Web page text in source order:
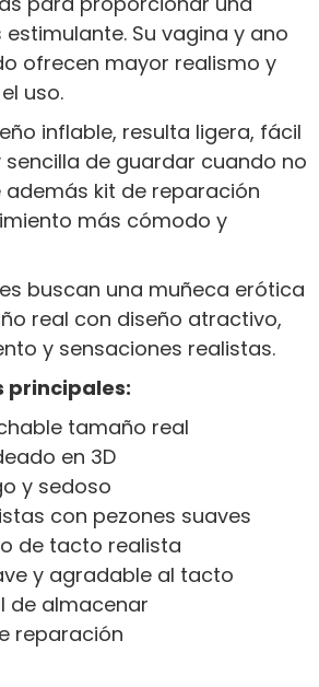
Su vagina y ano
ofrecen mayor realismo y
uso.
inflable, resulta ligera, fácil
de guardar cuando no
además kit de reparación
más cómodo y
buscan una muñeca erótica
real con diseño atractivo,
y sensaciones realistas.
principales:
tamaño real
en 3D
y sedoso
con pezones suaves
de tacto realista
y agradable al tacto
de almacenar
reparación